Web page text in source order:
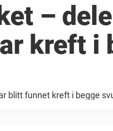
–
kreft i
blitt funnet kreft i begge